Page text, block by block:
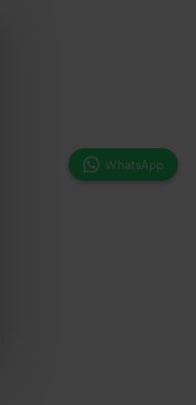
WhatsApp